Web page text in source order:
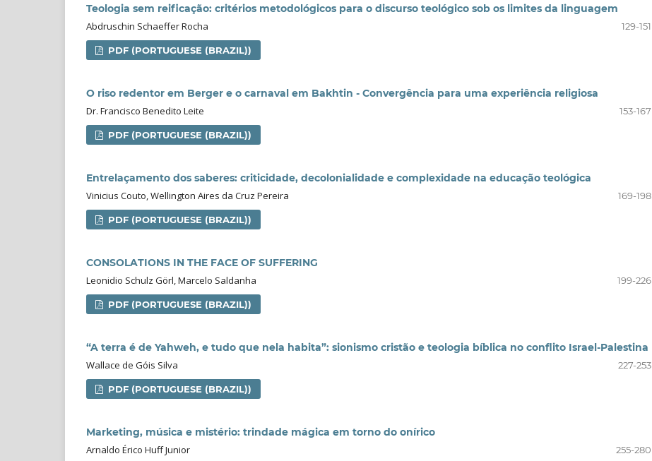
Teologia sem reificação: critérios metodológicos para o discurso teológico sob os limites da linguagem
Abdruschin Schaeffer Rocha
129-151
PDF (PORTUGUESE (BRAZIL))
O riso redentor em Berger e o carnaval em Bakhtin - Convergência para uma experiência religiosa
Dr. Francisco Benedito Leite
153-167
PDF (PORTUGUESE (BRAZIL))
Entrelaçamento dos saberes: criticidade, decolonialidade e complexidade na educação teológica
Vinicius Couto, Wellington Aires da Cruz Pereira
169-198
PDF (PORTUGUESE (BRAZIL))
CONSOLATIONS IN THE FACE OF SUFFERING
Leonidio Schulz Görl, Marcelo Saldanha
199-226
PDF (PORTUGUESE (BRAZIL))
“A terra é de Yahweh, e tudo que nela habita”: sionismo cristão e teologia bíblica no conflito Israel-Palestina
Wallace de Góis Silva
227-253
PDF (PORTUGUESE (BRAZIL))
Marketing, música e mistério: trindade mágica em torno do onírico
Arnaldo Érico Huff Junior
255-280